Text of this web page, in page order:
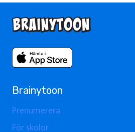
Brainytoon
Prenumerera
För skolor